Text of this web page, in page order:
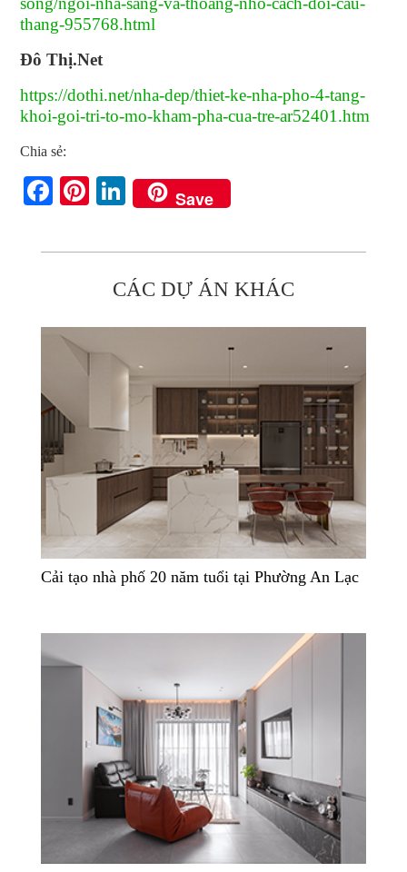
thang-955768.html
Đô Thị.Net
https://dothi.net/nha-dep/thiet-ke-nha-pho-4-tang-
khoi-goi-tri-to-mo-kham-pha-cua-tre-ar52401.htm
Chia sẻ:
Facebook
Pinterest
LinkedIn
Save
CÁC DỰ ÁN KHÁC
Cải tạo nhà phố 20 năm tuổi tại Phường An Lạc